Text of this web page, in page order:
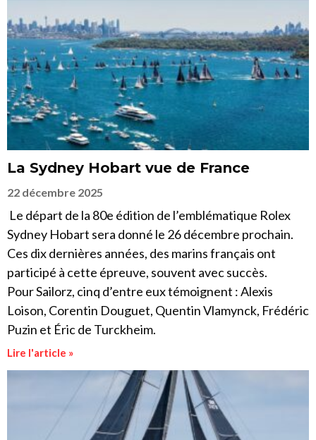
La Sydney Hobart vue de France
22 décembre 2025
Le départ de la 80e édition de l’emblématique Rolex
Sydney Hobart sera donné le 26 décembre prochain.
Ces dix dernières années, des marins français ont
participé à cette épreuve, souvent avec succès.
Pour Sailorz, cinq d’entre eux témoignent : Alexis
Loison, Corentin Douguet, Quentin Vlamynck, Frédéric
Puzin et Éric de Turckheim.
Lire l'article »